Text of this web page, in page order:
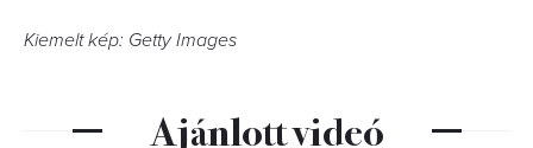
Kiemelt kép: Getty Images
Ajánlott videó